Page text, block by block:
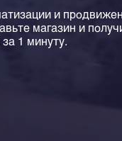
и
магазин и
1 минуту.